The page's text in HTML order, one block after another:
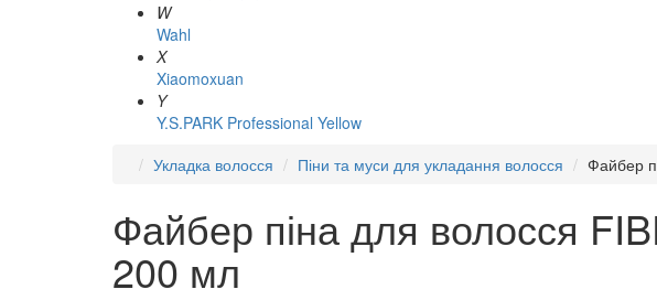
W
Wahl
X
Xiaomoxuan
Y
Y.S.PARK Professional Yellow
Укладка волосся
Піни та муси для укладання волосся Файбер
Файбер піна для волосся
200 мл